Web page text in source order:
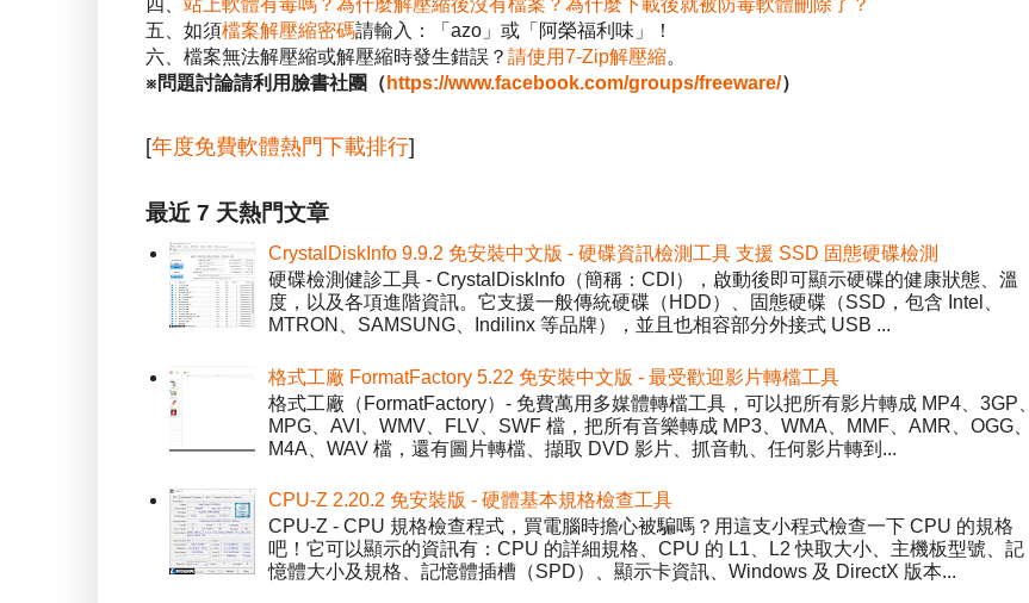
四、 站上軟體有毒嗎？為什麼解壓縮後沒有檔案？為什麼下載後就被防毒軟體刪除了？
五、如須檔案解壓縮密碼請輸入：「azo」或「阿榮福利味」！
六、檔案無法解壓縮或解壓縮時發生錯誤？ 請使用7-Zip解壓縮。
※問題討論請利用臉書社團（ https://www.facebook.com/groups/freeware/）
[年度免費軟體熱門下載排行]
最近 7 天熱門文章
CrystalDiskInfo 9.9.2 免安裝中文版 - 硬碟資訊檢測工具 支援 SSD 固態硬碟檢測
硬碟檢測健診工具 - CrystalDiskInfo（簡稱：CDI），啟動後即可顯示硬碟的健康狀態、溫
度，以及各項進階資訊。它支援一般傳統硬碟（HDD）、固態硬碟（SSD，包含 Intel、
MTRON、SAMSUNG、Indilinx 等品牌），並且也相容部分外接式 USB ...
格式工廠 FormatFactory 5.22 免安裝中文版 - 最受歡迎影片轉檔工具
格式工廠（FormatFactory）- 免費萬用多媒體轉檔工具，可以把所有影片轉成 MP4、3GP、
MPG、AVI、WMV、FLV、SWF 檔，把所有音樂轉成 MP3、WMA、MMF、AMR、OGG、
M4A、WAV 檔，還有圖片轉檔、擷取 DVD 影片、抓音軌、任何影片轉到...
CPU-Z 2.20.2 免安裝版 - 硬體基本規格檢查工具
CPU-Z - CPU 規格檢查程式，買電腦時擔心被騙嗎？用這支小程式檢查一下 CPU 的規格
吧！它可以顯示的資訊有：CPU 的詳細規格、CPU 的 L1、L2 快取大小、主機板型號、記
憶體大小及規格、記憶體插槽（SPD）、顯示卡資訊、Windows 及 DirectX 版本...